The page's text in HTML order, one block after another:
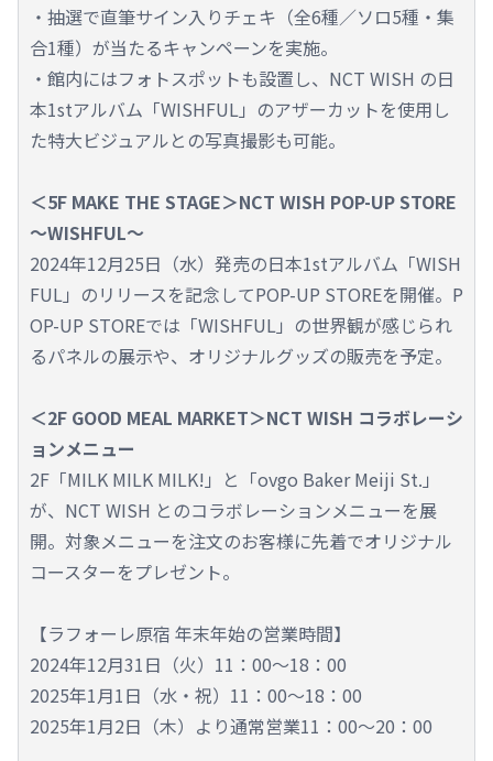
・抽選で直筆サイン入りチェキ（全6種／ソロ5種・集
合1種）が当たるキャンペーンを実施。
・館内にはフォトスポットも設置し、NCT WISH の日
本1stアルバム「WISHFUL」のアザーカットを使用し
た特大ビジュアルとの写真撮影も可能。
＜5F MAKE THE STAGE＞NCT WISH POP-UP STORE
～WISHFUL～
2024年12月25日（水）発売の日本1stアルバム「WISH
FUL」のリリースを記念してPOP-UP STOREを開催。P
OP-UP STOREでは「WISHFUL」の世界観が感じられ
るパネルの展示や、オリジナルグッズの販売を予定。
＜2F GOOD MEAL MARKET＞NCT WISH コラボレーシ
ョンメニュー
2F「MILK MILK MILK!」と「ovgo Baker Meiji St.」
が、NCT WISH とのコラボレーションメニューを展
開。対象メニューを注文のお客様に先着でオリジナル
コースターをプレゼント。
【ラフォーレ原宿 年末年始の営業時間】
2024年12月31日（火）11：00～18：00
2025年1月1日（水・祝）11：00～18：00
2025年1月2日（木）より通常営業11：00～20：00